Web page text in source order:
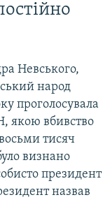
Невського,
народ
проголосувала
якою вбивство
тисяч
визнано
президент
назвав